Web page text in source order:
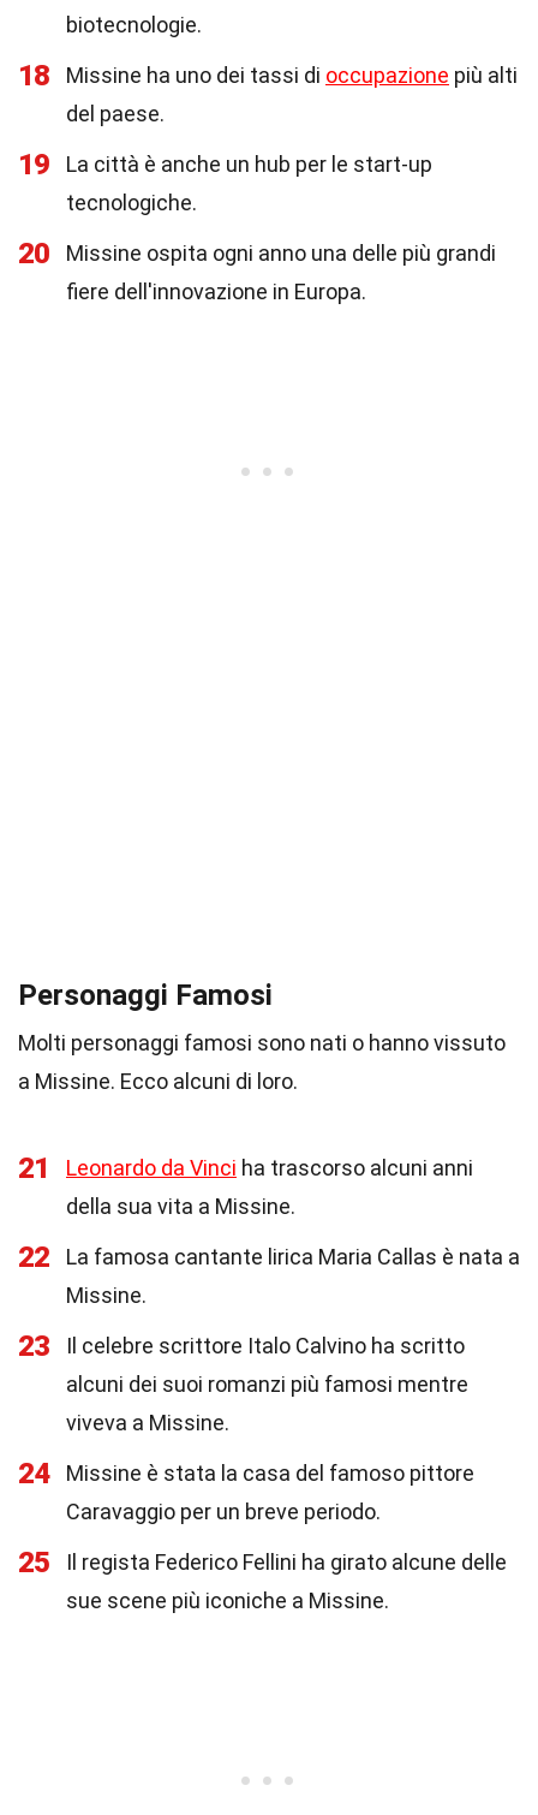
biotecnologie.
18 Missine ha uno dei tassi di occupazione più alti
del paese.
19
La città è anche un hub per le start-up
tecnologiche.
20
Missine ospita ogni anno una delle più grandi
fiere dell'innovazione in Europa.
Personaggi Famosi
Molti personaggi famosi sono nati o hanno vissuto
a Missine. Ecco alcuni di loro.
21 Leonardo da Vinci ha trascorso alcuni anni
della sua vita a Missine.
22
La famosa cantante lirica Maria Callas è nata a
Missine.
23
Il celebre scrittore Italo Calvino ha scritto
alcuni dei suoi romanzi più famosi mentre
viveva a Missine.
24
Missine è stata la casa del famoso pittore
Caravaggio per un breve periodo.
25
Il regista Federico Fellini ha girato alcune delle
sue scene più iconiche a Missine.